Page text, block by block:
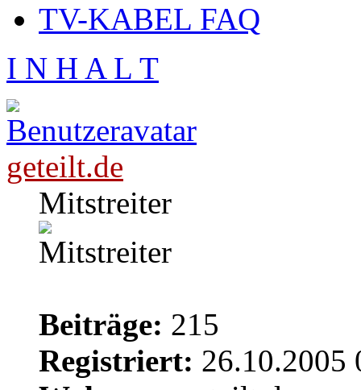
TV-KABEL FAQ
I N H A L T
geteilt.de
Mitstreiter
Beiträge: 215
Registriert: 26.10.2005